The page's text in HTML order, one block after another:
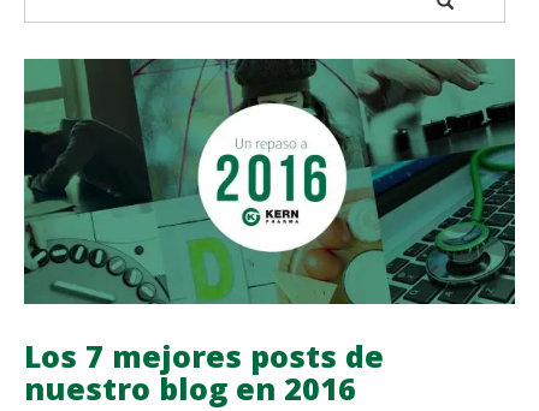
Los 7 mejores posts de
nuestro blog en 2016